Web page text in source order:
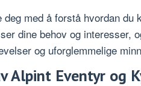
med å forstå hvordan du
dine behov og interesser,
og uforglemmelige
Alpint Eventyr og